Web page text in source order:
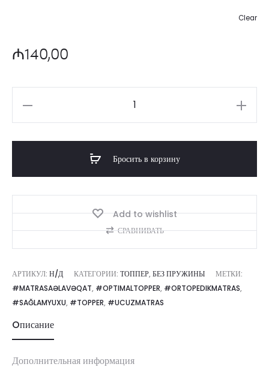
Clear
₼140,00
Бросить в корзину
Add to wishlist
СРАВНИВАТЬ
АРТИКУЛ: Н/Д КАТЕГОРИИ: ТОППЕР, БЕЗ ПРУЖИНЫ
МЕТКИ:
#MATRASAƏLAVƏQAT, #OPTIMALTOPPER, #ORTOPEDIKMATRAS,
#SAĞLAMYUXU, #TOPPER, #UCUZMATRAS
Oписание
Дополнительная информация